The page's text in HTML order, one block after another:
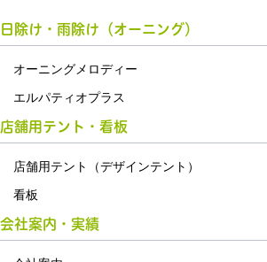
日除け・雨除け（オーニング）
オーニングメロディー
エルパティオプラス
店舗用テント・看板
店舗用テント（デザインテント）
看板
会社案内・実績